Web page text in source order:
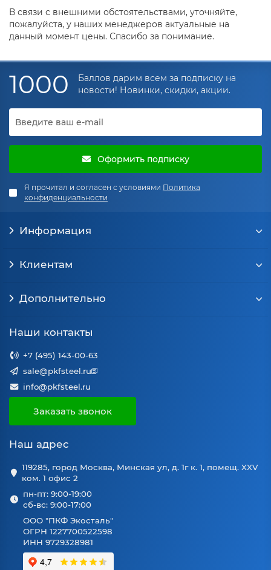
В связи с внешними обстоятельствами, уточняйте,
пожалуйста, у наших менеджеров актуальные на
данный момент цены. Спасибо за понимание.
1000
Баллов дарим всем за подписку на
новости! Новинки, скидки, акции.
Оформить подписку
Я прочитал и согласен с условиями Политика
конфиденциальности
Информация
Клиентам
Дополнительно
Наши контакты
+7 (495) 143-00-63
sale@pkfsteel.ru
info@pkfsteel.ru
Заказать звонок
Наш адрес
119285, город Москва, Минская ул, д. 1г к. 1, помещ. XXV
ком. 1 офис 2
пн-пт: 9:00-19:00
сб-вс: 9:00-17:00
ООО "ПКФ Экосталь"
ОГРН 1227700522598
ИНН 9729328981